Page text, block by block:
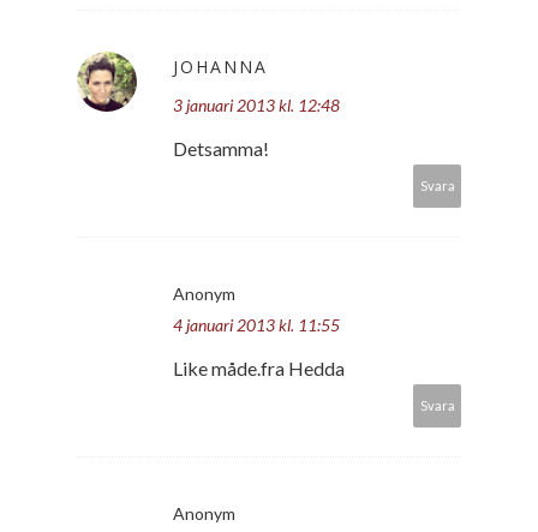
JOHANNA
3 januari 2013 kl. 12:48
Detsamma!
Svara
Anonym
4 januari 2013 kl. 11:55
Like måde.fra Hedda
Svara
Anonym